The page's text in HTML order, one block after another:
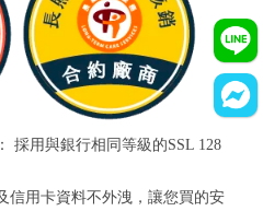
採用與銀行相同等級的SSL 128
信用卡資料不外洩，讓您買的安